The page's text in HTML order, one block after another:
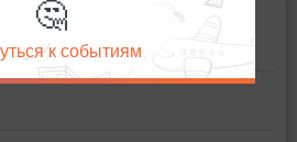
🤔
к событиям